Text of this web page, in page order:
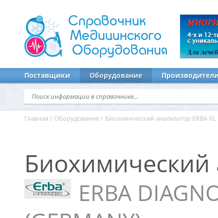
Справочник
Медицинского
Оборудования
Поставщики Оборудование
Главная / Оборудование / Биохимический анализатор ERBA XL
Биохимический
ERBA